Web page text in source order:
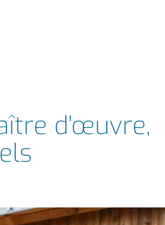
d'œuvre,